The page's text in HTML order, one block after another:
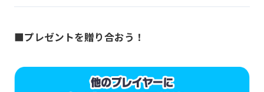
■プレゼントを贈り合おう！